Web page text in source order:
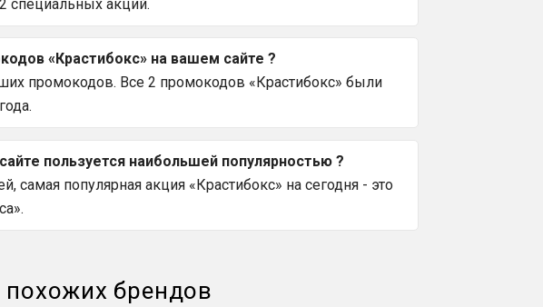
специальных акций.
«Крастибокс» на вашем сайте ?
промокодов. Все 2 промокодов «Крастибокс» были
пользуется наибольшей популярностью ?
самая популярная акция «Крастибокс» на сегодня - это
брендов